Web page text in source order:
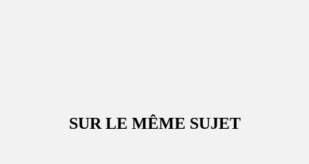
SUR LE MÊME SUJET